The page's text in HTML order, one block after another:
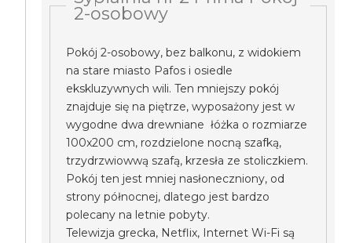
2-osobowy
Pokój 2-osobowy, bez balkonu, z widokiem
na stare miasto Pafos i osiedle
ekskluzywnych wili. Ten mniejszy pokój
znajduje się na piętrze, wyposażony jest w
wygodne dwa drewniane łóżka o rozmiarze
100x200 cm, rozdzielone nocną szafką,
trzydrzwiowwą szafą, krzesła ze stoliczkiem.
Pokój ten jest mniej nasłoneczniony, od
strony północnej, dlatego jest bardzo
polecany na letnie pobyty.
Telewizja grecka, Netflix, Internet Wi-Fi są